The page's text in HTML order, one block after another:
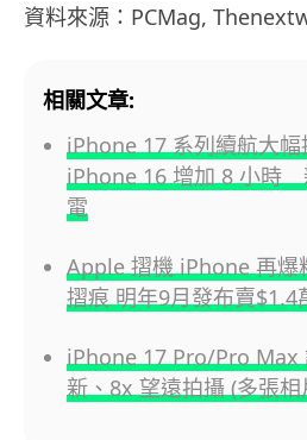
資料來源：PCMag,
相關文章:
iPhone 17 系列續航大
iPhone 16 增加 8 小時
電
Apple 摺機 iPhone 再爆
摺痕 明年9月發布賣$1.4
iPhone 17 Pro/Pro Max
新、8x 望遠拍攝 (多張相